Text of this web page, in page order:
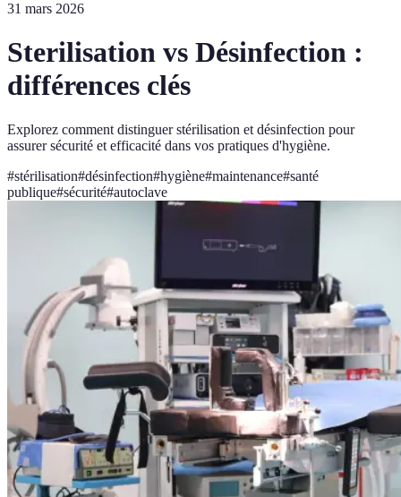
31 mars 2026
Sterilisation vs Désinfection :
différences clés
Explorez comment distinguer stérilisation et désinfection pour
assurer sécurité et efficacité dans vos pratiques d'hygiène.
#stérilisation#désinfection#hygiène#maintenance#santé
publique#sécurité#autoclave